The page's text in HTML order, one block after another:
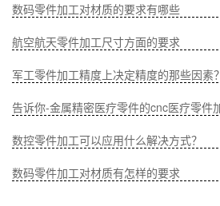
数码零件加工对材质的要求有哪些
航空航天零件加工尺寸方面的要求
军工零件加工精度上决定精度的那些因素？
数控零件加工可以应用什么解决方式？
数码零件加工对材质有怎样的要求